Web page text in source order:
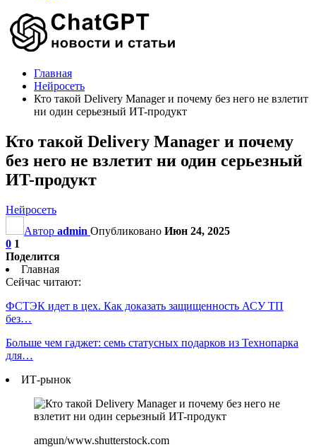
Главная
Нейросеть
Кто такой Delivery Manager и почему без него не взлетит
ни один серьезный ИT-продукт
Кто такой Delivery Manager и почему
без него не взлетит ни один серьезный
ИT-продукт
Нейросеть
Автор admin Опубликовано Июн 24, 2025
0 1
Поделится
Главная
Сейчас читают:
ФСТЭК идет в цех. Как доказать защищенность АСУ ТП
без…
Больше чем гаджет: семь статусных подарков из Технопарка
для…
ИТ-рынок
amgun/www.shutterstock.com